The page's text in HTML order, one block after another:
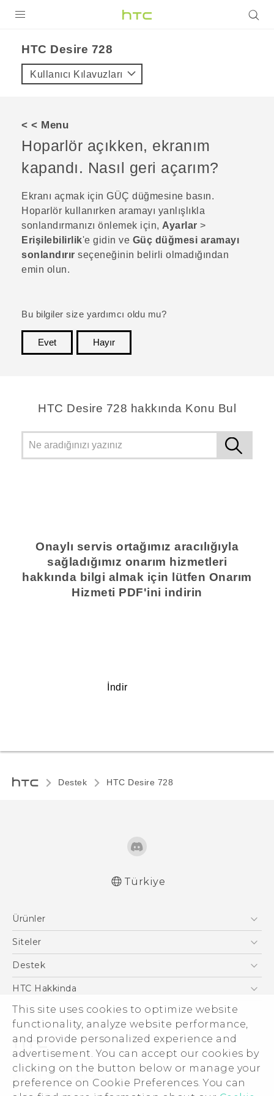
This site uses cookies to optimize website
functionality, analyze website performance,
and provide personalized experience and
advertisement. You can accept our cookies by
clicking on the button below or manage your
preference on Cookie Preferences. You can
VIVE
VIVERSE
DESTEK
HTC Desire 728‎
Kullanıcı Kılavuzları
< < Menu
Hoparlör açıkken, ekranım
kapandı. Nasıl geri açarım?
Ekranı açmak için GÜÇ düğmesine basın.
Hoparlör kullanırken aramayı yanlışlıkla
sonlandırmanızı önlemek için, Ayarlar >
Erişilebilirlik'e gidin ve Güç düğmesi aramayı
sonlandırır seçeneğinin belirli olmadığından
emin olun.
Bu bilgiler size yardımcı oldu mu?
Evet
Hayır
HTC Desire 728 hakkında Konu Bul
Onaylı servis ortağımız aracılığıyla
sağladığımız onarım hizmetleri
hakkında bilgi almak için lütfen Onarım
Hizmeti PDF'ini indirin
İndir
Destek HTC Desire 728‎
Türk - Güvenlik vedüzenleme kılavuzu
Türkiye
Ürünler
Akıllı Telefonlar
VIVE
Siteler
HTC Dev
Destek
Destek Merkezi
HTC Hakkinda
ESG
Yatırımcı (İNGİLİZCE)
Gizlilik Politikası
Ürün Güvenliği
Cookie Preferences
© 2011-2026 HTC Corporation